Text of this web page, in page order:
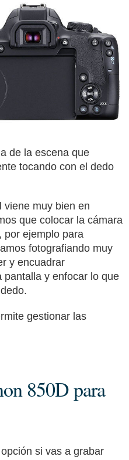
de la escena que
tocando con el dedo
viene muy bien en
que colocar la cámara
por ejemplo para
fotografiando muy
y encuadrar
pantalla y enfocar lo que
gestionar las
850D para
si vas a grabar